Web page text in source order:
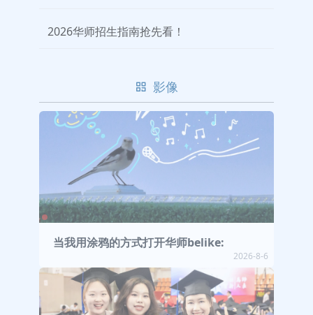
2026华师招生指南抢先看！
影像
当我用涂鸦的方式打开华师belike:
2026-8-6